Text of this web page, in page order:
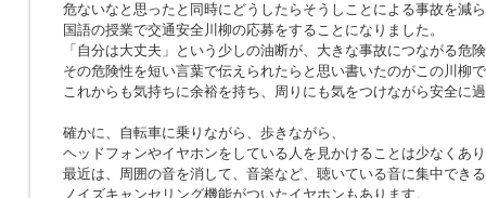
危ないなと思ったと同時にどうしたらそうしことによる事故を減
国語の授業で交通安全川柳の応募をすることになりました。
「自分は大丈夫」という少しの油断が、大きな事故につながる危
その危険性を短い言葉で伝えられたらと思い書いたのがこの川柳
これからも気持ちに余裕を持ち、周りにも気をつけながら安全に
確かに、自転車に乗りながら、歩きながら、
ヘッドフォンやイヤホンをしている人を見かけることは少なくあ
最近は、周囲の音を消して、音楽など、聴いている音に集中できる
ノイズキャンセリング機能がついたイヤホンもあります。